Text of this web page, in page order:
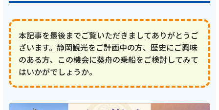
本記事を最後までご覧いただきましてありがとうご
ざいます。静岡観光をご計画中の方、歴史にご興味
のある方、この機会に葵舟の乗船をご検討してみて
はいかがでしょうか。